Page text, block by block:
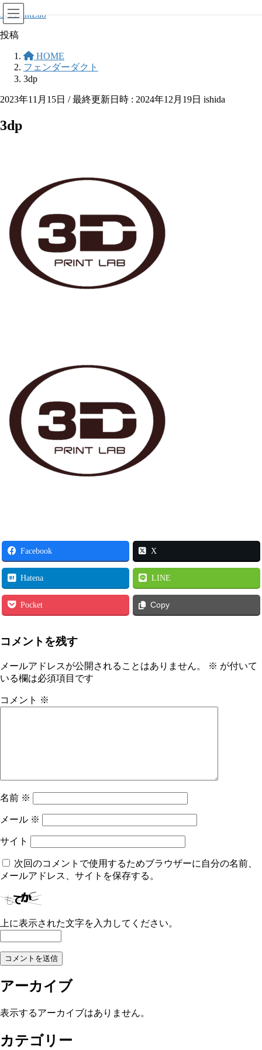
コ
ン
テ
キ
プ
ナ
ビ
ゲ
に
動
3D PrintLab
投稿
HOME
フェンダーダクト
3dp
2023年11月15日 / 最終更新日時 : 2024年12月19日 ishida
3dp
Facebook X
Hatena LINE
Pocket Copy
コメントを残す
メールアドレスが公開されることはありません。 ※ が付いて
いる欄は必須項目です
コメント ※
名前 ※
メール ※
サイト
次回のコメントで使用するためブラウザーに自分の名前、
メールアドレス、サイトを保存する。
上に表示された文字を入力してください。
アーカイブ
表示するアーカイブはありません。
カテゴリー